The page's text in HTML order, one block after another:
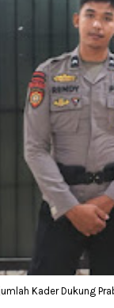
Kader Dukung